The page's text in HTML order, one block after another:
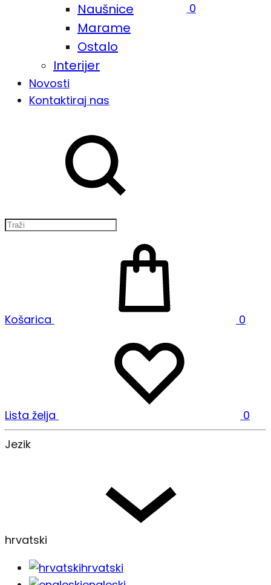
0
Naušnice
Marame
Ostalo
Interijer
Novosti
Kontaktiraj nas
Košarica 0
Lista želja
0
Jezik
hrvatski
hrvatski